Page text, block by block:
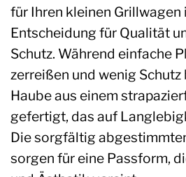
für Ihren kleinen Grillwagen
Entscheidung für Qualität
Schutz. Während einfache
zerreißen und wenig
Haube aus einem
gefertigt, das auf
Die sorgfältig
sorgen für eine Passform,